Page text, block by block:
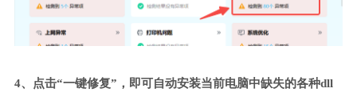
4、点击“一键修复”，即可自动安装当前电脑中缺失的各种dll